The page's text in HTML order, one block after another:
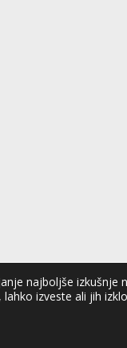
najboljše izkušnje
izveste ali jih